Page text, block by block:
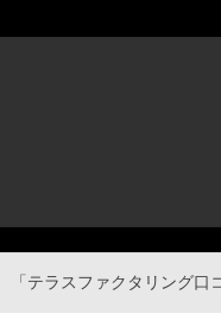
「テラスファクタリング口